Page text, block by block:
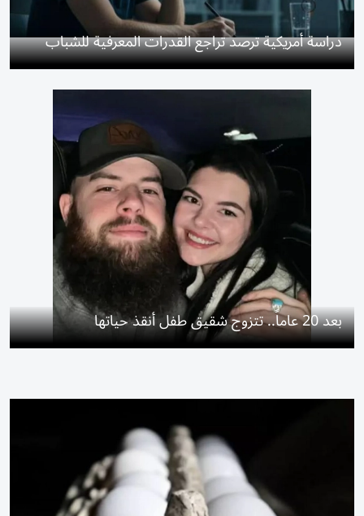
دراسة أمريكية ترصد تراجع القدرات المعرفية للشباب
بعد 20 عاماً.. تتزوج شقيق طفل أنقذ حياتها